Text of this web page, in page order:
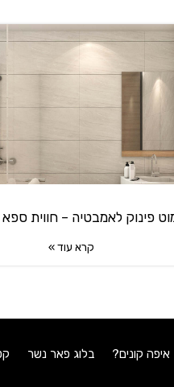
פינוק לאמבטיה – חווית ספא
קרא עוד »
איפה קונים? בלוג פאר נשר